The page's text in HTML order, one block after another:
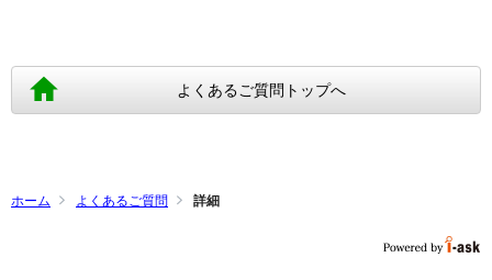
よくあるご質問トップへ
ホーム よくあるご質問 詳細